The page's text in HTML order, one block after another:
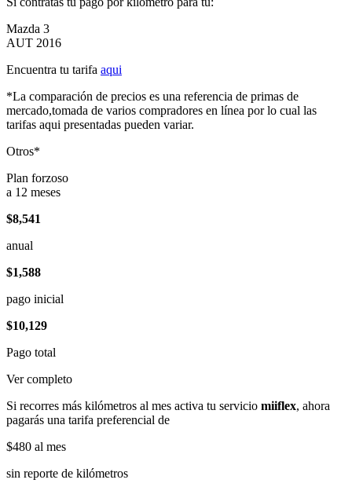
Mazda 3
AUT 2016
Encuentra tu tarifa aqui
*La comparación de precios es una referencia de primas de
mercado,tomada de varios compradores en línea por lo cual las
tarifas aqui presentadas pueden variar.
Otros*
Plan forzoso
a 12 meses
$8,541
anual
$1,588
pago inicial
$10,129
Pago total
Ver completo
Si recorres más kilómetros al mes activa tu servicio miiflex, ahora
pagarás una tarifa preferencial de
$480 al mes
sin reporte de kilómetros